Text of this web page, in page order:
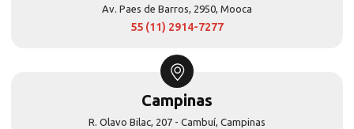
Av. Paes de Barros, 2950, Mooca
55 (11) 2914-7277
Campinas
R. Olavo Bilac, 207 - Cambuí, Campinas